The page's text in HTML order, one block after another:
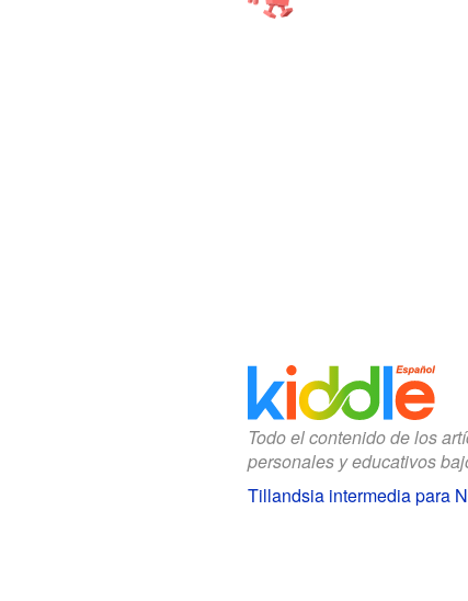
Todo el contenido de los
personales y educativos
Tillandsia intermedia para